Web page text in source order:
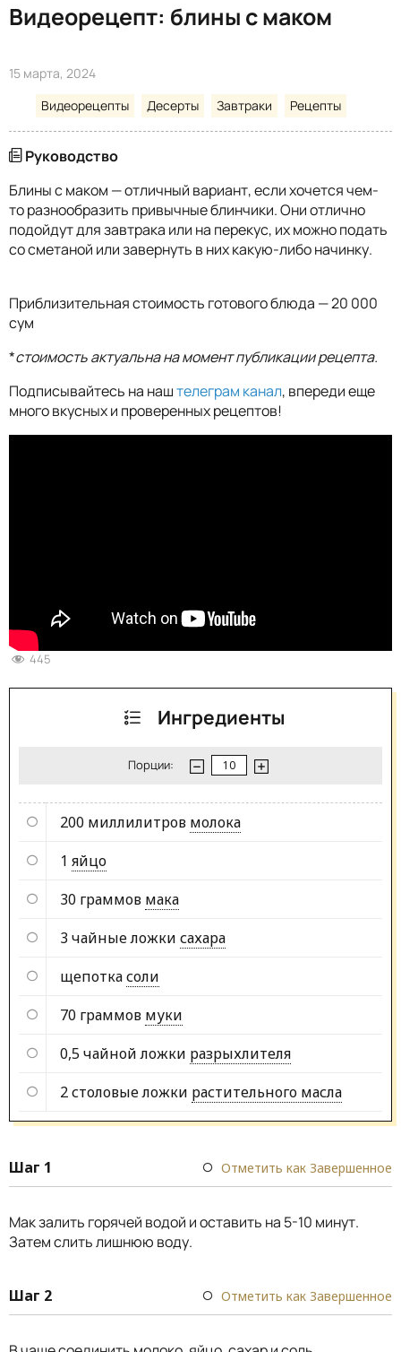
Видеорецепт: блины с маком
15 марта, 2024
Видеорецепты
Десерты Завтраки Рецепты
Руководство
Блины с маком — отличный вариант, если хочется чем-
то разнообразить привычные блинчики. Они отлично
подойдут для завтрака или на перекус, их можно подать
со сметаной или завернуть в них какую-либо начинку.
Приблизительная стоимость готового блюда — 20 000
сум
*стоимость актуальна на момент публикации рецепта.
Подписывайтесь на наштелеграм канал, впереди еще
много вкусных и проверенных рецептов!
445
Ингредиенты
Порции:
200 миллилитров молока
1 яйцо
30 граммов мака
3 чайные ложки сахара
щепоткасоли
70 граммов муки
0,5 чайной ложки разрыхлителя
2 столовые ложки растительного масла
Шаг 1 Отметить как Завершенное
Мак залить горячей водой и оставить на 5-10 минут.
Затем слить лишнюю воду.
Шаг 2 Отметить как Завершенное